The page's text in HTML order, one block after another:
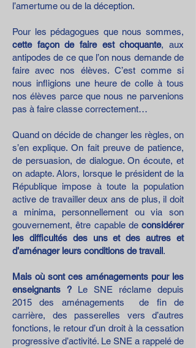
l’amertume ou de la déception.
Pour les pédagogues que nous sommes,
cette façon de faire est choquante, aux
antipodes de ce que l’on nous demande de
faire avec nos élèves. C’est comme si
nous infligions une heure de colle à tous
nos élèves parce que nous ne parvenions
pas à faire classe correctement…
Quand on décide de changer les règles, on
s’en explique. On fait preuve de patience,
de persuasion, de dialogue. On écoute, et
on adapte. Alors, lorsque le président de la
République impose à toute la population
active de travailler deux ans de plus, il doit
a minima, personnellement ou via son
gouvernement, être capable de considérer
les difficultés des uns et des autres et
d’aménager leurs conditions de travail.
Mais où sont ces aménagements pour les
enseignants ? Le SNE réclame depuis
2015 des aménagements de fin de
carrière, des passerelles vers d’autres
fonctions, le retour d’un droit à la cessation
progressive d’activité. Le SNE a rappelé de